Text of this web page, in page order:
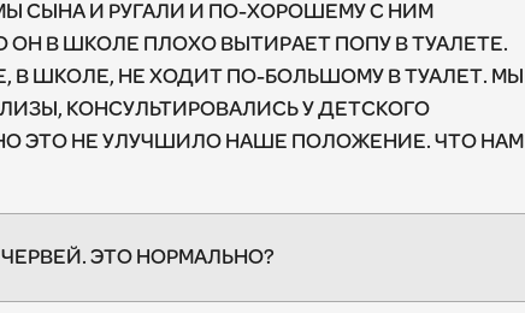
СЫНА И РУГАЛИ И ПО-ХОРОШЕМУ С НИМ
В ШКОЛЕ ПЛОХО ВЫТИРАЕТ ПОПУ В ТУАЛЕТЕ.
В ШКОЛЕ, НЕ ХОДИТ ПО-БОЛЬШОМУ В ТУАЛЕТ. МЫ
КОНСУЛЬТИРОВАЛИСЬ У ДЕТСКОГО
ЭТО НЕ УЛУЧШИЛО НАШЕ ПОЛОЖЕНИЕ. ЧТО НАМ
ЭТО НОРМАЛЬНО?